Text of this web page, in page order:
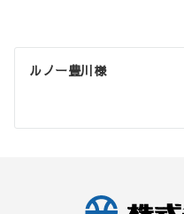
稿
ビ
ルノー豊川様